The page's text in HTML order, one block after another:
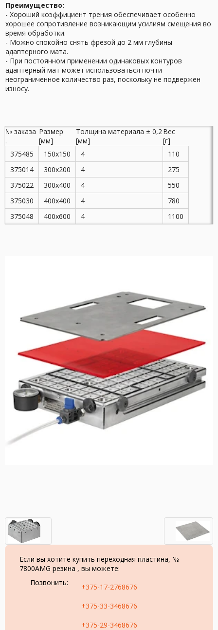
Преимущество:
- Хороший коэффициент трения обеспечивает особенно
хорошее сопротивление возникающим усилиям смещения во
время обработки.
- Можно спокойно снять фрезой до 2 мм глубины
адаптерного мата.
- При постоянном применении одинаковых контуров
адаптерный мат может использоваться почти
неограниченное количество раз, поскольку не подвержен
износу.
№ заказа
.
Размер
[мм]
Толщина материала ± 0,2
[мм]
Вес
[г]
375485
150x150 4
110
375014
300x200 4
275
375022
300x400 4
550
375030
400x400 4
780
375048
400x600 4 1100
Если вы хотите купить переходная пластина, №
7800AMG резина , вы можете:
Позвонить:
+375-17-2768676
+375-33-3468676
+375-29-3468676